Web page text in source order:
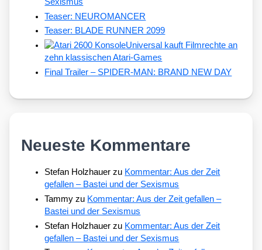
Teaser: NEUROMANCER
Teaser: BLADE RUNNER 2099
Universal kauft Filmrechte an
zehn klassischen Atari-Games
Final Trailer – SPIDER-MAN: BRAND NEW DAY
Neueste Kommentare
Stefan Holzhauer zu Kommentar: Aus der Zeit
gefallen – Bastei und der Sexismus
Tammy zu Kommentar: Aus der Zeit gefallen –
Bastei und der Sexismus
Stefan Holzhauer zu Kommentar: Aus der Zeit
gefallen – Bastei und der Sexismus